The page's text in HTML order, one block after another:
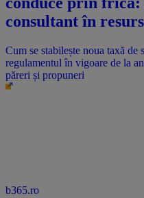
consultant în
Cum se stabilește noua taxă
regulamentul în vigoare de la
păreri și propuneri
b365.ro